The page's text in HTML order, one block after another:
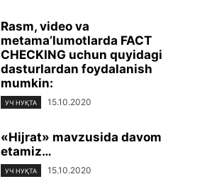
Rasm, video va
metama’lumotlarda FACT
CHECKING uchun quyidagi
dasturlardan foydalanish
mumkin:
УЧ НУҚТА 15.10.2020
«Hijrat» mavzusida davom
etamiz…
УЧ НУҚТА 15.10.2020